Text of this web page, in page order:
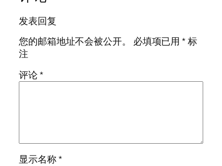
发表回复
您的邮箱地址不会被公开。
必填项已用*标
注
评论*
显示名称*